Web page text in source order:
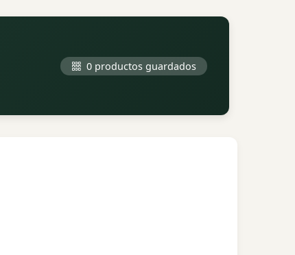
0 productos guardados